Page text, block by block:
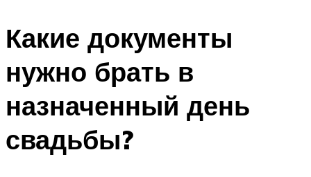
Какие документы
нужно брать в
назначенный день
свадьбы?